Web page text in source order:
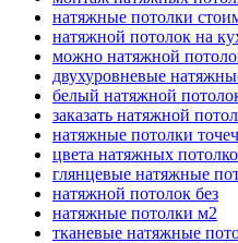
натяжные потолки
натяжной потолок на
можно натяжной
двухуровневые
белый натяжной
заказать натяжной
натяжные потолки
цвета натяжных
глянцевые натяжные
натяжной потолок без
натяжные потолки м2
тканевые натяжные